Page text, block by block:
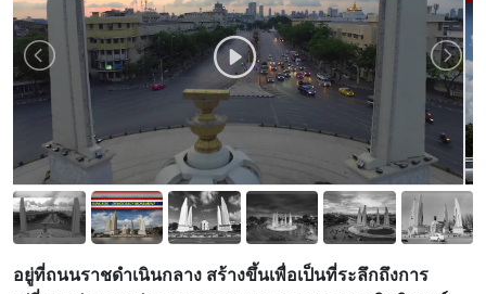
อยู่ที่ถนนราชดำเนินกลาง สร้างขึ้นเพื่อเป็นที่ระลึกถึงการ